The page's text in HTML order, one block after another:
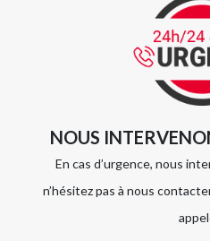
NOUS
En cas d’urgence, nous
n’hésitez pas à nous